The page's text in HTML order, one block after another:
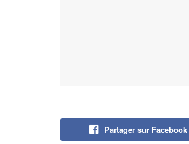
Partager sur Facebook